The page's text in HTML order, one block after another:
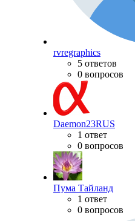
rvregraphics
5 ответов
0 вопросов
Daemon23RUS
1 ответ
0 вопросов
Пума Тайланд
1 ответ
0 вопросов